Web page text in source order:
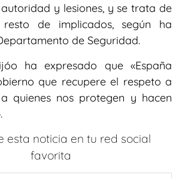
y lesiones, y se trata de
de implicados, según ha
de Seguridad.
ha expresado que «España
que recupere el respeto a
quienes nos protegen y hacen
esta noticia en tu red social
favorita